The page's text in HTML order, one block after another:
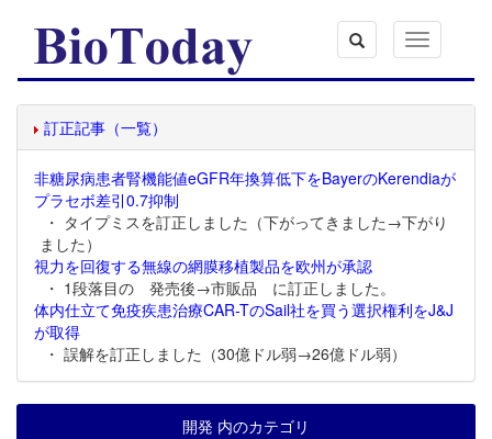
Toggle
navigation
訂正記事（一覧）
非糖尿病患者腎機能値eGFR年換算低下をBayerのKerendiaが
プラセボ差引0.7抑制
・ タイプミスを訂正しました（下がってきました→下がり
ました）
視力を回復する無線の網膜移植製品を欧州が承認
・ 1段落目の 発売後→市販品 に訂正しました。
体内仕立て免疫疾患治療CAR-TのSail社を買う選択権利をJ&J
が取得
・ 誤解を訂正しました（30億ドル弱→26億ドル弱）
開発 内のカテゴリ